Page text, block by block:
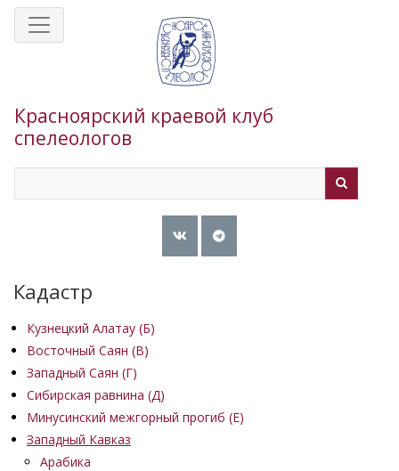
Перейти
Красноярский краевой клуб
спелеологов
Кадастр
Кузнецкий Алатау (Б)
Восточный Саян (B)
Западный Саян (Г)
Сибирская равнина (Д)
Минусинский межгорный прогиб (Е)
Западный Кавказ
Арабика